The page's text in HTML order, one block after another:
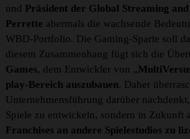
und Präsident der Global Streaming
Perrette abermals die wachsende
WBD-Portfolio. Die Gaming-Sparte soll
diesem Zusammenhang fügt sich die
Games, dem Entwickler von „
play-Bereich auszubauen. Daher
Unternehmensführung darüber
Spiele zu entwickeln, sondern in Zukunft
Franchises an andere Spielestudios zu